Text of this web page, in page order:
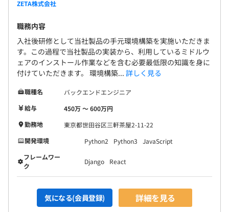
ZETA株式会社
職務内容
入社後研修として当社製品の手元環境構築を実施いただきま
す。この過程で当社製品の実装から、利用しているミドルウ
ェアのインストール作業などを含む必要最低限の知識を身に
付けていただきます。 環境構築... 詳しく見る
職種名
バックエンドエンジニア
給与
450万 〜 600万円
勤務地
東京都世田谷区三軒茶屋2-11-22
開発環境
Python2 Python3
JavaScript
フレームワー
ク
Django React
気になる(会員登録) 詳細を見る